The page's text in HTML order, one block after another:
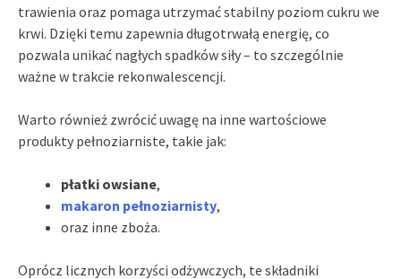
trawienia oraz pomaga utrzymać stabilny poziom cukru we
krwi. Dzięki temu zapewnia długotrwałą energię, co
pozwala unikać nagłych spadków siły – to szczególnie
ważne w trakcie rekonwalescencji.
Warto również zwrócić uwagę na inne wartościowe
produkty pełnoziarniste, takie jak:
płatki owsiane,
makaron pełnoziarnisty,
oraz inne zboża.
Oprócz licznych korzyści odżywczych, te składniki